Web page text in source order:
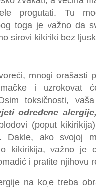
progutati. Tu
toga je važno da
sirovi kikiriki bez
mnogi orašasti
i uzrokovat
toksičnosti,
određene alergije,
(poput
Dakle, ako svojoj
kikirikija, važno je
i pratite njihovu
na koje treba